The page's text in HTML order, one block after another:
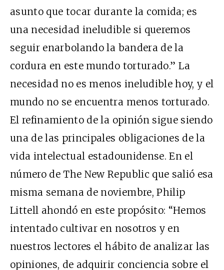
asunto que tocar durante la comida; es
una necesidad ineludible si queremos
seguir enarbolando la bandera de la
cordura en este mundo torturado.” La
necesidad no es menos ineludible hoy, y el
mundo no se encuentra menos torturado.
El refinamiento de la opinión sigue siendo
una de las principales obligaciones de la
vida intelectual estadounidense. En el
número de The New Republic que salió esa
misma semana de noviembre, Philip
Littell ahondó en este propósito: “Hemos
intentado cultivar en nosotros y en
nuestros lectores el hábito de analizar las
opiniones, de adquirir conciencia sobre el